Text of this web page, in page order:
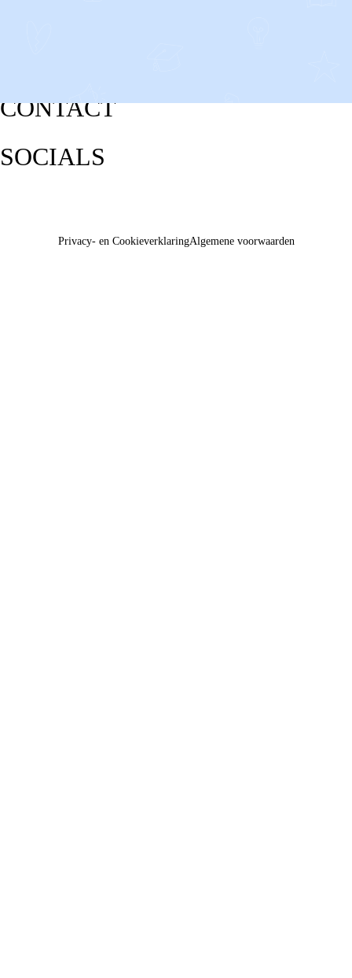
CONTACT
SOCIALS
Privacy- en CookieverklaringAlgemene voorwaarden